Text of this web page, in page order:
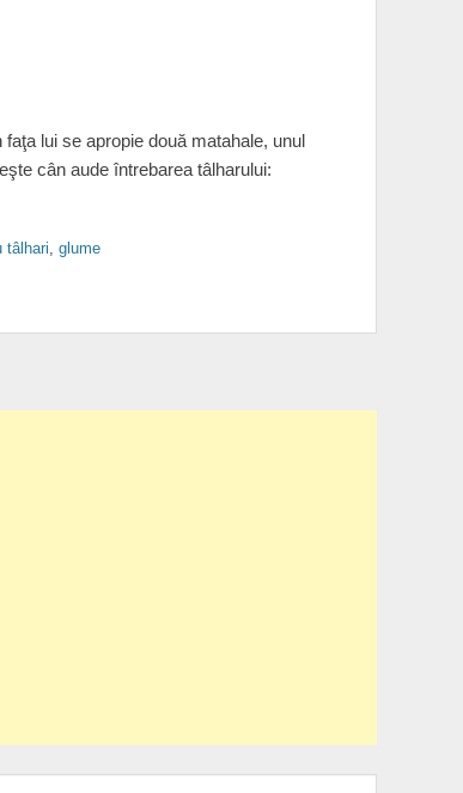
lui se apropie două matahale, unul
cân aude întrebarea tâlharului:
tâlhari, glume